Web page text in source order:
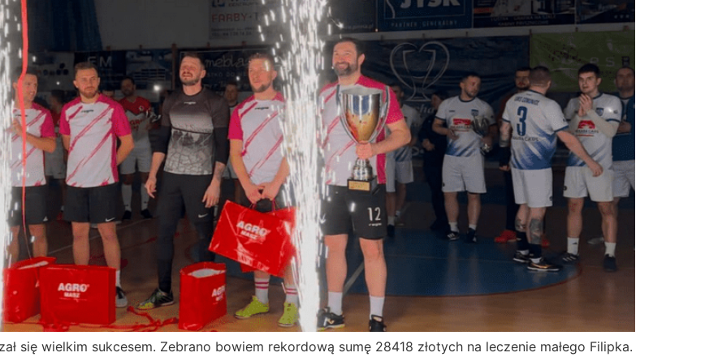
się wielkim sukcesem. Zebrano bowiem rekordową sumę 28418 złotych na leczenie małego Filipka.